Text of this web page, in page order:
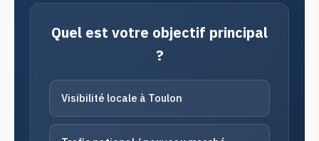
Quel est votre objectif principal
?
Visibilité locale à Toulon